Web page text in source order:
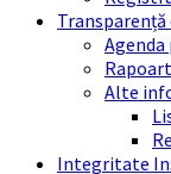
Agenda
Alte
Integritate